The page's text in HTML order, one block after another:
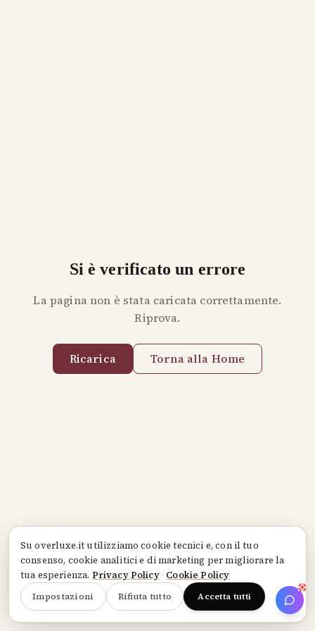
Suoverluxe.itutilizziamo cookie tecnici e, con il tuo
consenso, cookie analitici e di marketing per migliorare la
tua esperienza. Privacy Policy· Cookie Policy
Impostazioni Rifiuta tutto Accetta tutti
Si è verificato un errore
La pagina non è stata caricata correttamente.
Riprova.
Ricarica Torna alla Home